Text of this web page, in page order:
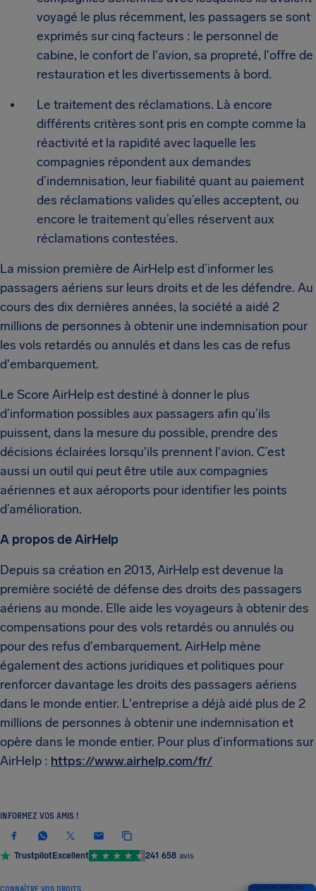
voyagé le plus récemment, les passagers se sont
exprimés sur cinq facteurs : le personnel de
cabine, le confort de l'avion, sa propreté, l'offre de
restauration et les divertissements à bord.
Le traitement des réclamations. Là encore
différents critères sont pris en compte comme la
réactivité et la rapidité avec laquelle les
compagnies répondent aux demandes
d’indemnisation, leur fiabilité quant au paiement
des réclamations valides qu’elles acceptent, ou
encore le traitement qu’elles réservent aux
réclamations contestées.
La mission première de AirHelp est d’informer les
passagers aériens sur leurs droits et de les défendre. Au
cours des dix dernières années, la société a aidé 2
millions de personnes à obtenir une indemnisation pour
les vols retardés ou annulés et dans les cas de refus
d'embarquement.
Le Score AirHelp est destiné à donner le plus
d’information possibles aux passagers afin qu’ils
puissent, dans la mesure du possible, prendre des
décisions éclairées lorsqu'ils prennent l'avion. C’est
aussi un outil qui peut être utile aux compagnies
aériennes et aux aéroports pour identifier les points
d’amélioration.
A propos de AirHelp
Depuis sa création en 2013, AirHelp est devenue la
première société de défense des droits des passagers
aériens au monde. Elle aide les voyageurs à obtenir des
compensations pour des vols retardés ou annulés ou
pour des refus d'embarquement. AirHelp mène
également des actions juridiques et politiques pour
renforcer davantage les droits des passagers aériens
dans le monde entier. L'entreprise a déjà aidé plus de 2
millions de personnes à obtenir une indemnisation et
opère dans le monde entier. Pour plus d’informations sur
AirHelp : https://www.airhelp.com/fr/
INFORMEZ VOS AMIS !
TrustpilotExcellent 241 658 avis
CONNAÎTRE VOS DROITS
Un guide des droits des